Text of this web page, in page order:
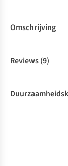
Omschrijving
Reviews(9)